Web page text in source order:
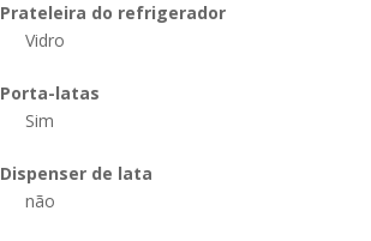
Prateleira do refrigerador
Vidro
Porta-latas
Sim
Dispenser de lata
não